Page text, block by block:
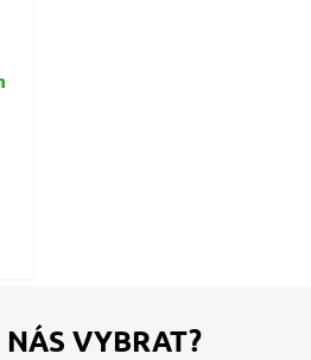
NÁS VYBRAT?